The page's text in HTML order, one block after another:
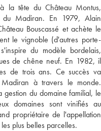
la tête du Château Montus,
du Madiran. En 1979, Alain
Bouscassé et achète le
le vignoble (d'autres porte-
du modèle bordelais,
de chêne neuf. En 1982, il
de trois ans. Ce succès va
à travers le monde.
du domaine familial, le
domaines sont vinifiés au
propriétaire de l'appellation
plus belles parcelles.